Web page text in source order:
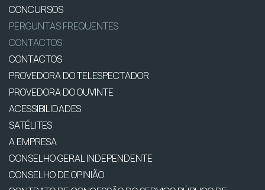
CONCURSOS
PERGUNTAS FREQUENTES
CONTACTOS
CONTACTOS
PROVEDORA DO TELESPECTADOR
PROVEDORA DO OUVINTE
ACESSIBILIDADES
SATÉLITES
A EMPRESA
CONSELHO GERAL INDEPENDENTE
CONSELHO DE OPINIÃO